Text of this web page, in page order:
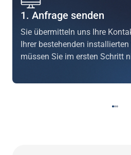
1. Anfrage senden
Sie übermitteln uns Ihre
Ihrer bestehenden
müssen Sie im ersten Schritt